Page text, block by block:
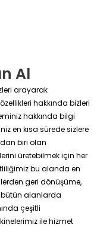
Al
arayarak
hakkında bizleri
hakkında bilgi
en kısa sürede sizlere
biri olan
üretebilmek için her
bu alanda en
geri dönüşüme,
bütün alanlarda
çeşitli
ile hizmet